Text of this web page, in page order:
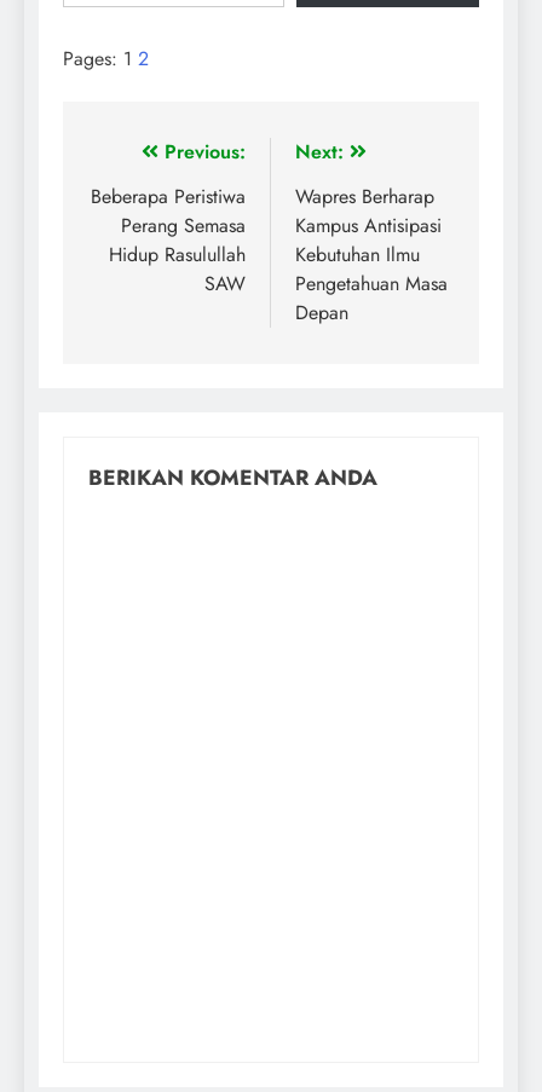
Pages: 1 2
Previous:
Beberapa Peristiwa
Perang Semasa
Hidup Rasulullah
SAW
Next:
Wapres Berharap
Kampus Antisipasi
Kebutuhan Ilmu
Pengetahuan Masa
Depan
BERIKAN KOMENTAR ANDA